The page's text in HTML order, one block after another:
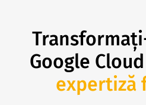
Google
expertiză